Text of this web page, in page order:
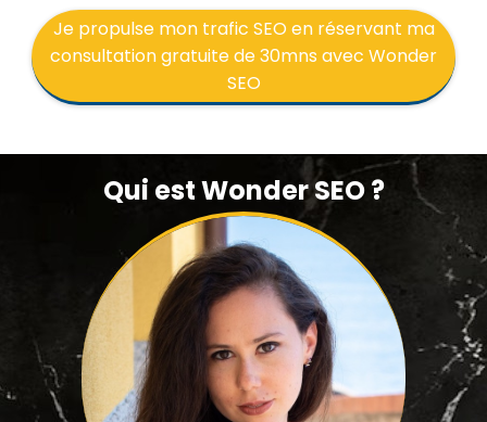
Je propulse mon trafic SEO en réservant ma
consultation gratuite de 30mns avec Wonder
SEO
Qui est Wonder SEO ?